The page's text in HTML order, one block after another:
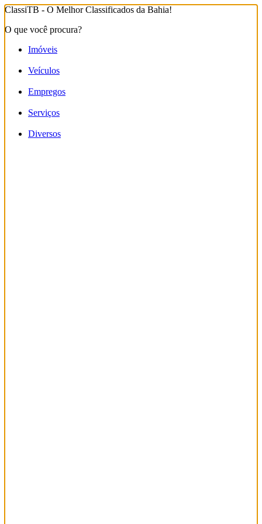
ClassiTB - O Melhor Classificados da Bahia!
O que você procura?
Imóveis
Veículos
Empregos
Serviços
Diversos